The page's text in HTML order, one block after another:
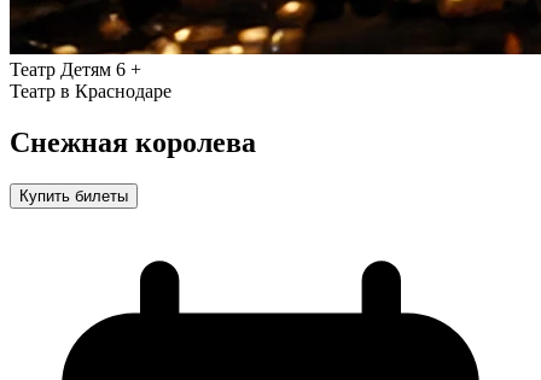
Театр Детям 6 +
Театр в Краснодаре
Снежная королева
Купить билеты